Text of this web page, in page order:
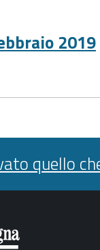
2019
quello